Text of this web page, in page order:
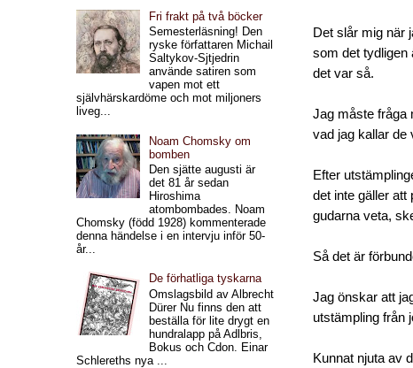
Det slår mig när
som det tydligen
det var så.
Jag måste fråga
vad jag kallar de
Efter
det inte gäller att
gudarna veta,
Så det är
Jag önskar att
utstämpling från
Kunnat njuta av
Fri frakt på två böcker
Semesterläsning! Den
ryske författaren Michail
Saltykov-Sjtjedrin
använde satiren som
vapen mot ett
självhärskardöme och mot miljoners
liveg...
Noam Chomsky om
bomben
Den sjätte augusti är
det 81 år sedan
Hiroshima
atombombades. Noam
Chomsky (född 1928) kommenterade
denna händelse i en intervju inför 50-
år...
De förhatliga tyskarna
Omslagsbild av Albrecht
Dürer Nu finns den att
beställa för lite drygt en
hundralapp på Adlbris,
Bokus och Cdon. Einar
Schlereths nya ...